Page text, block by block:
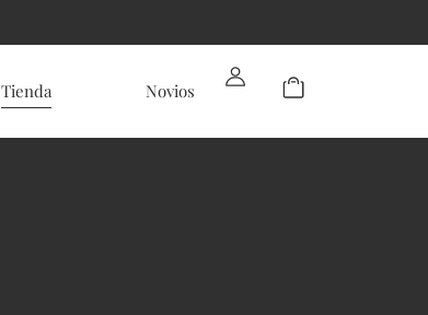
Tienda Novios